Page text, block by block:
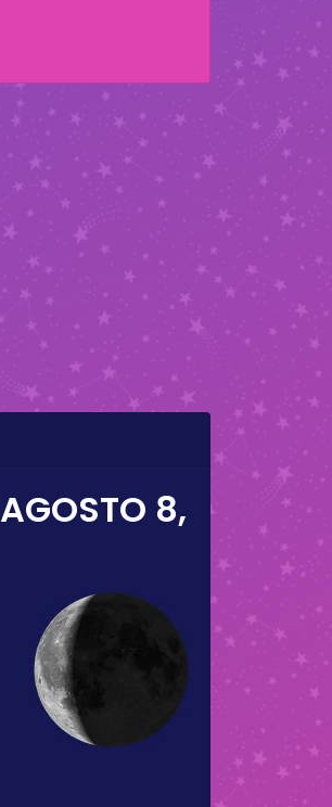
AGOSTO 8,